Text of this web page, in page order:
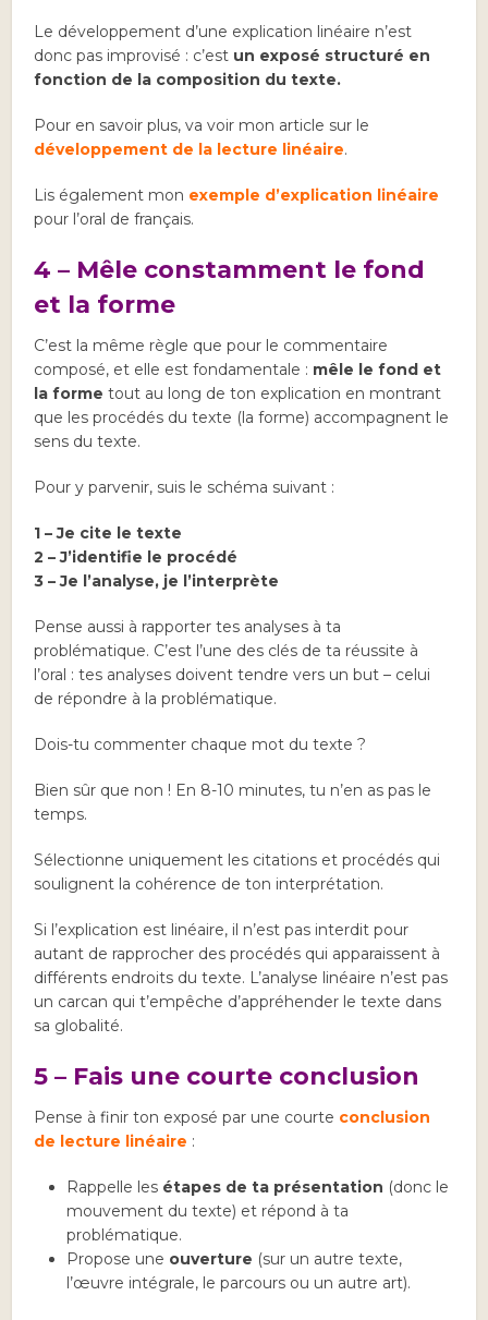
Le développement d’une explication linéaire n’est
donc pas improvisé : c’est un exposé structuré en
fonction de la composition du texte.
Pour en savoir plus, va voir mon article sur le
développement de la lecture linéaire.
Lis également mon exemple d’explication linéaire
pour l’oral de français.
4 – Mêle constamment le fond
et la forme
C’est la même règle que pour le commentaire
composé, et elle est fondamentale : mêle le fond et
la forme tout au long de ton explication en montrant
que les procédés du texte (la forme) accompagnent le
sens du texte.
Pour y parvenir, suis le schéma suivant :
1 – Je cite le texte
2 – J’identifie le procédé
3 – Je l’analyse, je l’interprète
Pense aussi à rapporter tes analyses à ta
problématique. C’est l’une des clés de ta réussite à
l’oral : tes analyses doivent tendre vers un but – celui
de répondre à la problématique.
Dois-tu commenter chaque mot du texte ?
Bien sûr que non ! En 8-10 minutes, tu n’en as pas le
temps.
Sélectionne uniquement les citations et procédés qui
soulignent la cohérence de ton interprétation.
Si l’explication est linéaire, il n’est pas interdit pour
autant de rapprocher des procédés qui apparaissent à
différents endroits du texte. L’analyse linéaire n’est pas
un carcan qui t’empêche d’appréhender le texte dans
sa globalité.
5 – Fais une courte conclusion
Pense à finir ton exposé par une courte conclusion
de lecture linéaire :
Rappelle les étapes de ta présentation (donc le
mouvement du texte) et répond à ta
problématique.
Propose une ouverture (sur un autre texte,
l’œuvre intégrale, le parcours ou un autre art).